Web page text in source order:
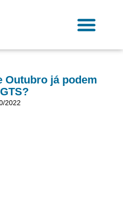
Outubro já podem
2022